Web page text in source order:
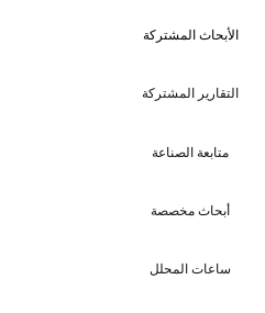
الأبحاث المشتركة
التقارير المشتركة
متابعة الصناعة
أبحاث مخصصة
ساعات المحلل